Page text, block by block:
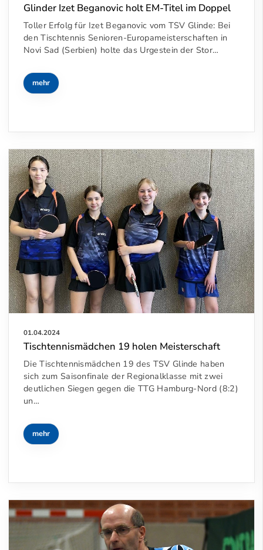
Glinder Izet Beganovic holt EM-Titel im Doppel
Toller Erfolg für Izet Beganovic vom TSV Glinde: Bei
den Tischtennis Senioren-Europameisterschaften in
Novi Sad (Serbien) holte das Urgestein der Stor…
mehr
01.04.2024
Tischtennismädchen 19 holen Meisterschaft
Die Tischtennismädchen 19 des TSV Glinde haben
sich zum Saisonfinale der Regionalklasse mit zwei
deutlichen Siegen gegen die TTG Hamburg-Nord (8:2)
un…
mehr